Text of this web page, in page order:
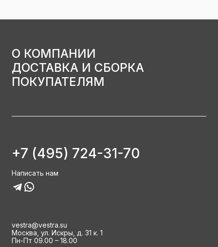
О КОМПАНИИ
ДОСТАВКА И СБОРКА
ПОКУПАТЕЛЯМ
+7 (495) 724-31-70
Написать нам
vestra@vestra.su
Москва, ул. Искры, д. 31 к. 1
Пн-Пт 09.00 – 18.00